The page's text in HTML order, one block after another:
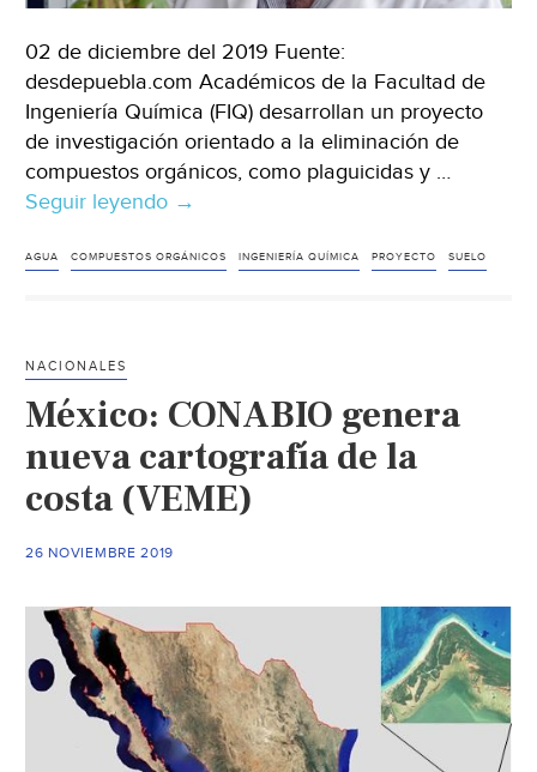
02 de diciembre del 2019 Fuente:
desdepuebla.com Académicos de la Facultad de
Ingeniería Química (FIQ) desarrollan un proyecto
de investigación orientado a la eliminación de
compuestos orgánicos, como plaguicidas y …
Seguir leyendo Puebla:
de
la
eliminación
de
contaminantes
y
suelo
(desdepuebla.com)
→
AGUA COMPUESTOS ORGÁNICOS INGENIERÍA QUÍMICA PROYECTO SUELO
NACIONALES
México: CONABIO genera
nueva cartografía de la
costa (VEME)
26 NOVIEMBRE 2019